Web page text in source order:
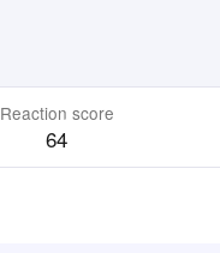
Reaction score
64